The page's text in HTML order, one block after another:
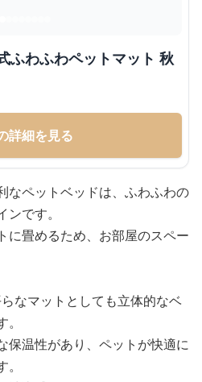
ふわふわペットマット 秋
詳細を見る
なペットベッドは、ふわふわの
です。
に畳めるため、お部屋のスペー
なマットとしても立体的なベ
保温性があり、ペットが快適に